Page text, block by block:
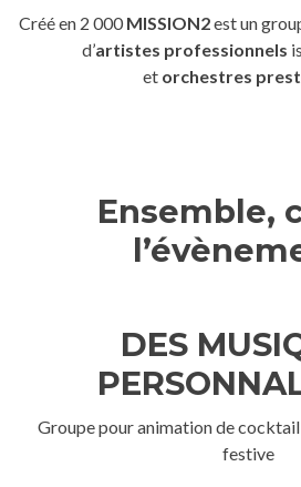
Créé en 2 000 MISSION2est un
d’artistes professionnels
et orchestres
Ensemble,
DES
Groupe pour animation de
festive